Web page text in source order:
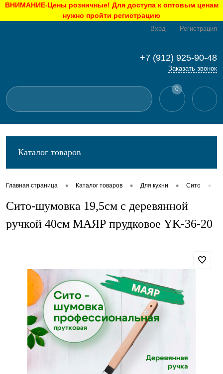
ВНИМАНИЕ-Цены розничные! Для доступа к оптовым ценам
нужно пройти регистрацию
Вход Регистрация
+7 (912) 925-90-48
Заказать звонок
0
Каталог товаров
Главная страница • Каталог товаров • Для кухни • Сито •
Сито-шумовка 19,5см с деревянной
ручкой 40см МАЯР прудковое YK-36-20